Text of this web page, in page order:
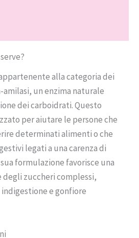
alla categoria dei
un enzima naturale
dei carboidrati. Questo
per aiutare le persone che
determinati alimenti o che
legati a una carenza di
formulazione favorisce una
degli zuccheri complessi,
e gonfiore